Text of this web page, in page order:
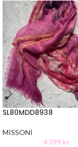
SL80MDD8938
MISSONI
4 399 kr